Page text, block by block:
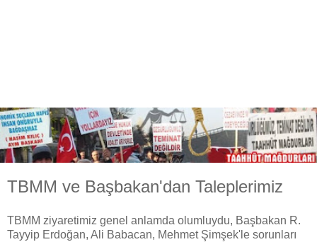
TBMM ve Başbakan'dan Taleplerimiz
TBMM ziyaretimiz genel anlamda olumluydu, Başbakan R.
Tayyip Erdoğan, Ali Babacan, Mehmet Şimşek'le sorunları